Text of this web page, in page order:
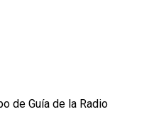
de Guía de la Radio